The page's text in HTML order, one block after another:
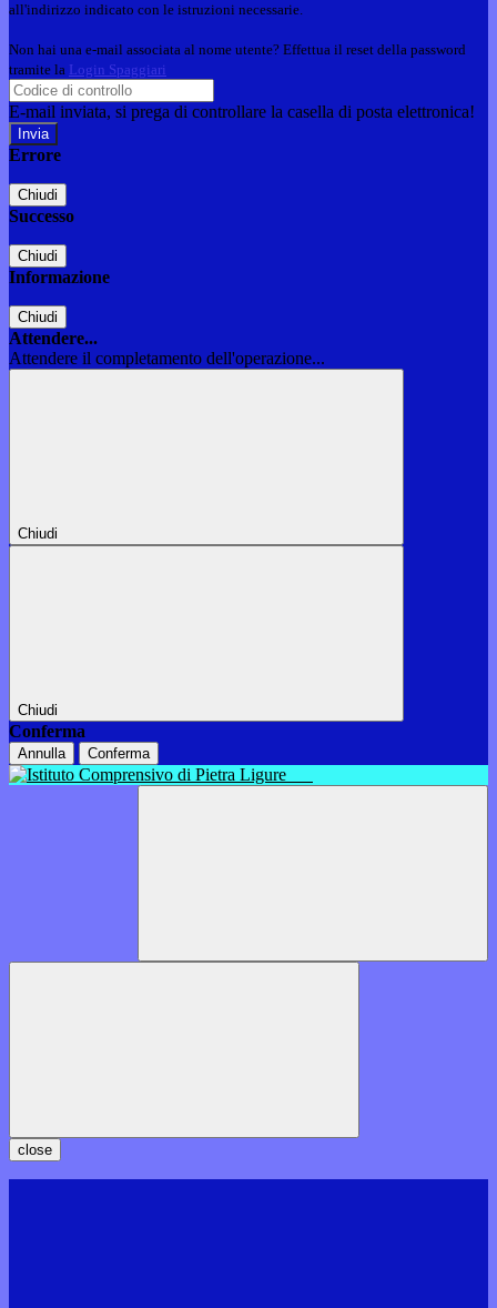
all'indirizzo indicato con le istruzioni necessarie.
Non hai una e-mail associata al nome utente? Effettua il reset della password
tramite la Login Spaggiari
E-mail inviata, si prega di controllare la casella di posta elettronica!
Errore
Chiudi
Successo
Chiudi
Informazione
Chiudi
Attendere...
Attendere il completamento dell'operazione...
Chiudi
Chiudi
Conferma
Annulla Conferma
close